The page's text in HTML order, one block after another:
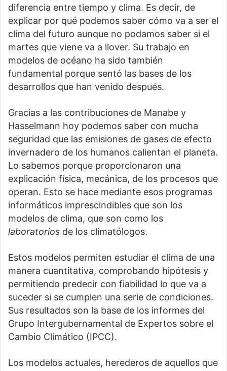
diferencia entre tiempo y clima. Es decir, de
explicar por qué podemos saber cómo va a ser el
clima del futuro aunque no podamos saber si el
martes que viene va a llover. Su trabajo en
modelos de océano ha sido también
fundamental porque sentó las bases de los
desarrollos que han venido después.
Gracias a las contribuciones de Manabe y
Hasselmann hoy podemos saber con mucha
seguridad que las emisiones de gases de efecto
invernadero de los humanos calientan el planeta.
Lo sabemos porque proporcionaron una
explicación física, mecánica, de los procesos que
operan. Esto se hace mediante esos programas
informáticos imprescindibles que son los
modelos de clima, que son como los
laboratorios de los climatólogos.
Estos modelos permiten estudiar el clima de una
manera cuantitativa, comprobando hipótesis y
permitiendo predecir con fiabilidad lo que va a
suceder si se cumplen una serie de condiciones.
Sus resultados son la base de los informes del
Grupo Intergubernamental de Expertos sobre el
Cambio Climático (IPCC).
Los modelos actuales, herederos de aquellos que